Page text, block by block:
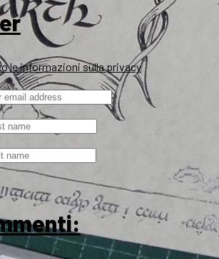
le informazioni sulla privacy